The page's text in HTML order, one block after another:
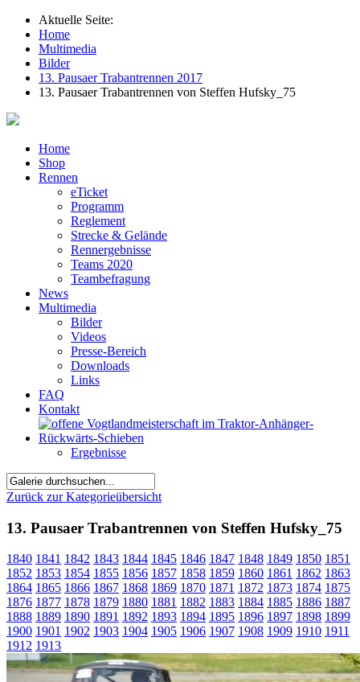
Aktuelle Seite:
Home
Multimedia
Bilder
13. Pausaer Trabantrennen 2017
13. Pausaer Trabantrennen von Steffen Hufsky_75
Home
Shop
Rennen
eTicket
Programm
Reglement
Strecke & Gelände
Rennergebnisse
Teams 2020
Teambefragung
News
Multimedia
Bilder
Videos
Presse-Bereich
Downloads
Links
FAQ
Kontakt
Ergebnisse
Zurück zur Kategorieübersicht
13. Pausaer Trabantrennen von Steffen Hufsky_75
1840 1841 1842 1843 1844 1845 1846 1847 1848 1849 1850 1851
1852 1853 1854 1855 1856 1857 1858 1859 1860 1861 1862 1863
1864 1865 1866 1867 1868 1869 1870 1871 1872 1873 1874 1875
1876 1877 1878 1879 1880 1881 1882 1883 1884 1885 1886 1887
1888 1889 1890 1891 1892 1893 1894 1895 1896 1897 1898 1899
1900 1901 1902 1903 1904 1905 1906 1907 1908 1909 1910 1911
1912 1913